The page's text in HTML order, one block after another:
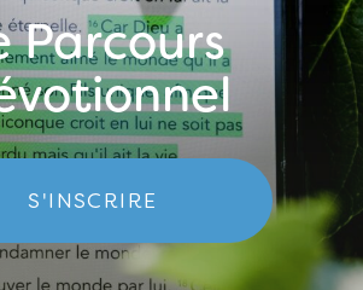
Parcours
S'INSCRIRE